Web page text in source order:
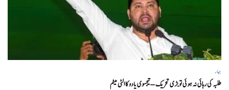
بہار
طلبہ کی رہائی نہ ہوئی تو بڑی تحریک – تیجسوی یادو کا الٹی میٹم